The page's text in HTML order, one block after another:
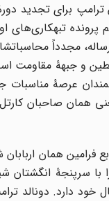
برای تجدید
تبهکاری‌های
مجدداً
و جبهۀ مقاومت
عرصۀ مناسبات
همان صاحبان
فرامین همان
با سرپنجۀ